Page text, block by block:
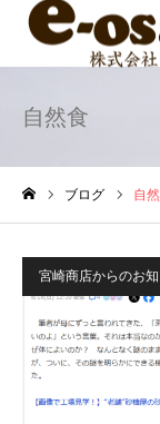
自然食
ブログ 自
宮崎商店からのお